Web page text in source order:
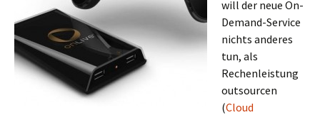
will der neue On-
Demand-Service
nichts anderes
tun, als
Rechenleistung
outsourcen
(Cloud